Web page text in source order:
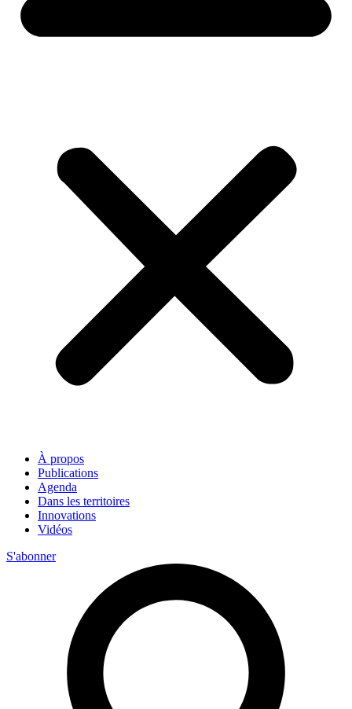
À propos
Publications
Agenda
Dans les territoires
Innovations
Vidéos
S'abonner